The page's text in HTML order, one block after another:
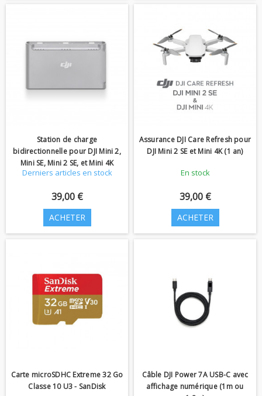
Station de charge
bidirectionnelle pour DJI Mini 2,
Mini SE, Mini 2 SE, et Mini 4K
Derniers articles en stock
39,00 €
ACHETER
Assurance DJI Care Refresh pour
DJI Mini 2 SE et Mini 4K (1 an)
En stock
39,00 €
ACHETER
Carte microSDHC Extreme 32 Go
Classe 10 U3 - SanDisk
Câble DJI Power 7A USB-C avec
affichage numérique (1m ou